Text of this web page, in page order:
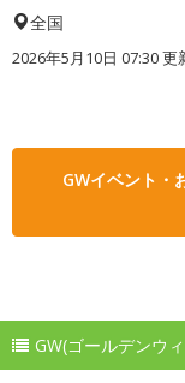
全国
2026年5月10日 07:30 更
GWイベント・
GW(ゴールデンウ